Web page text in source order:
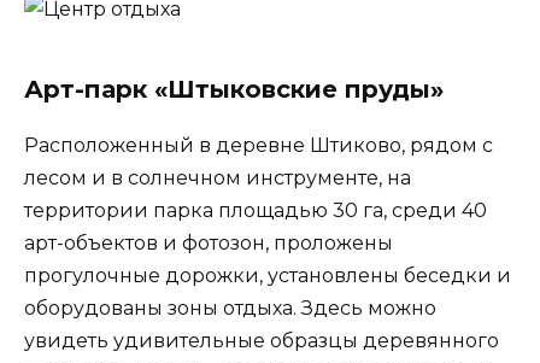
Арт-парк «Штыковские пруды»
Расположенный в деревне Штиково, рядом с
лесом и в солнечном инструменте, на
территории парка площадью 30 га, среди 40
арт-объектов и фотозон, проложены
прогулочные дорожки, установлены беседки и
оборудованы зоны отдыха. Здесь можно
увидеть удивительные образцы деревянного